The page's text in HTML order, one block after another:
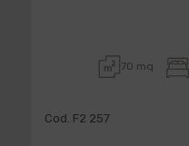
70 mq
Cod. F2 257